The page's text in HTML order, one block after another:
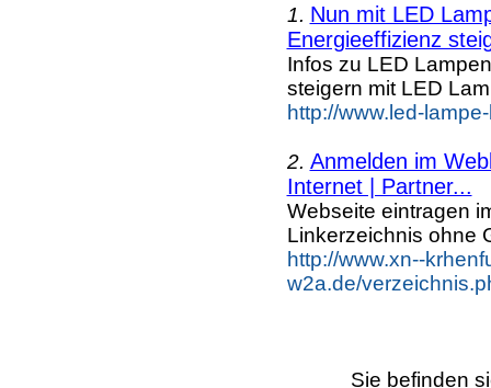
1. Nun mit LED
Energieeffizienz
Infos zu LED
steigern mit LED
http://www.led-
2. Anmelden im
Internet | Partner...
Webseite eintragen
Linkerzeichnis ohne
http://www.xn--
w2a.de/
Sie befinden